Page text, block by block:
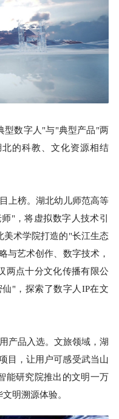
型数字人"与"典型产品"两
的科教、文化资源相结
上榜。湖北幼儿师范高等
"，将虚拟数字人技术引
美术学院打造的"长江生态
与艺术创作、数字技术，
两点十分文化传播有限公
"，探索了数字人IP在文
产品入选。文旅领域，湖
目，让用户可感受武当山
能研究院推出的文明一万
明溯源体验。